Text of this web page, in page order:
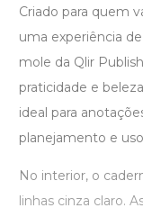
Criado para quem
uma experiência
mole da Qlir
praticidade e
ideal para
planejamento e
No interior, o
linhas cinza claro.